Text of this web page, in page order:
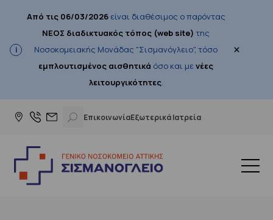
Από τις 06/03/2026είναι διαθέσιμος ο παρόντας
ΝΕΟΣ διαδικτυακός τόπος (web site) της
Νοσοκομειακής Μονάδας "Σισμανόγλειο", τόσο
εμπλουτισμένος αισθητικά όσο και μενέες
λειτουργικότητες.
×
ΕπικοινωνίαΕξωτερικά Ιατρεία